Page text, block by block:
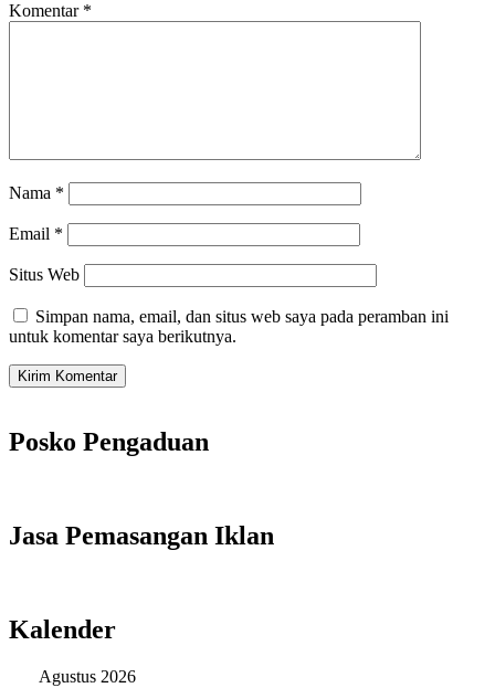
Komentar *
Nama *
Email *
Situs Web
Simpan nama, email, dan situs web saya pada peramban ini
untuk komentar saya berikutnya.
Posko Pengaduan
Jasa Pemasangan Iklan
Kalender
Agustus 2026